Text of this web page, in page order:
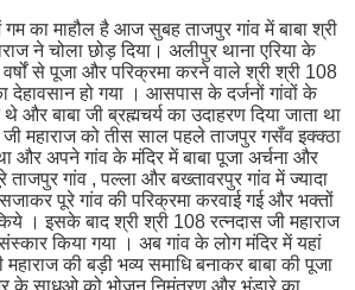
का माहौल है आज सुबह ताजपुर गांव में बाबा श्री
ने चोला छोड़ दिया। अलीपुर थाना एरिया के
से पूजा और परिक्रमा करने वाले श्री श्री 108
देहावसान हो गया । आसपास के दर्जनों गांवों के
और बाबा जी ब्रह्मचर्य का उदाहरण दिया जाता था
जी महाराज को तीस साल पहले ताजपुर गसँव इक्क्ठा
और अपने गांव के मंदिर में बाबा पूजा अर्चना और
गांव , पल्ला और बख्तावरपुर गांव में ज्यादा
पूरे गांव की परिक्रमा करवाई गई और भक्तों
। इसके बाद श्री श्री 108 रत्नदास जी महाराज
किया गया । अब गांव के लोग मंदिर में यहां
की बड़ी भव्य समाधि बनाकर बाबा की पूजा
के साधुओ को भोजन निमंत्रण और भंडारे का